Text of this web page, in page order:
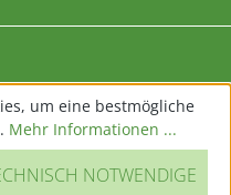
um eine bestmögliche
Mehr Informationen ...
NOTWENDIGE